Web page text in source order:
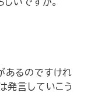
あるのですけれ
発言していこう